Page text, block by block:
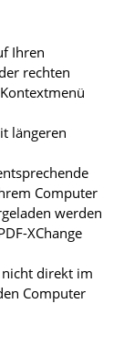
Ihren
rechten
längeren
Computer
werden
XChange
direkt im
Computer